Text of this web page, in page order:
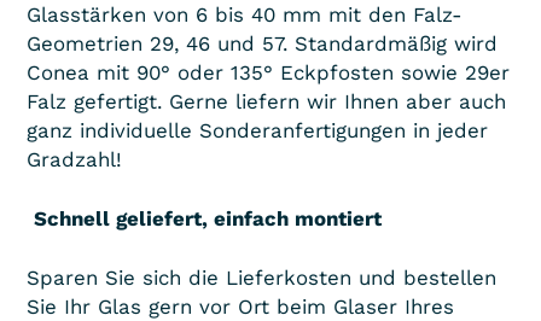
Glasstärken von 6 bis 40 mm mit den Falz-
Geometrien 29, 46 und 57. Standardmäßig wird
Conea mit 90° oder 135° Eckpfosten sowie 29er
Falz gefertigt. Gerne liefern wir Ihnen aber auch
ganz individuelle Sonderanfertigungen in jeder
Gradzahl!
Schnell geliefert, einfach montiert
Sparen Sie sich die Lieferkosten und bestellen
Sie Ihr Glas gern vor Ort beim Glaser Ihres